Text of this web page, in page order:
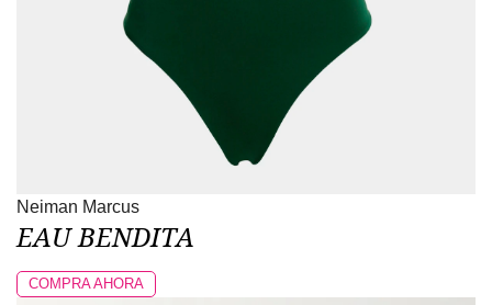
Neiman Marcus
EAU BENDITA
COMPRA AHORA